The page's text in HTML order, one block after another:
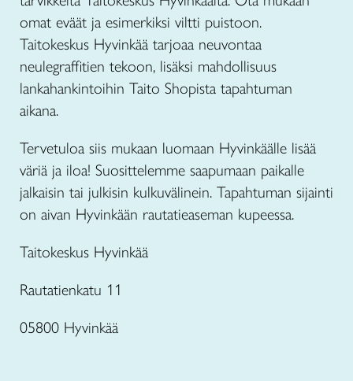
omat eväät ja esimerkiksi viltti puistoon.
Taitokeskus Hyvinkää tarjoaa neuvontaa
neulegraffitien tekoon, lisäksi mahdollisuus
lankahankintoihin Taito Shopista tapahtuman
aikana.
Tervetuloa siis mukaan luomaan Hyvinkäälle lisää
väriä ja iloa! Suosittelemme saapumaan paikalle
jalkaisin tai julkisin kulkuvälinein. Tapahtuman sijainti
on aivan Hyvinkään rautatieaseman kupeessa.
Taitokeskus Hyvinkää
Rautatienkatu 11
05800 Hyvinkää